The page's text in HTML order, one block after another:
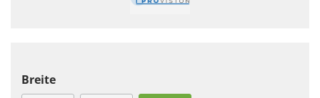
Breite